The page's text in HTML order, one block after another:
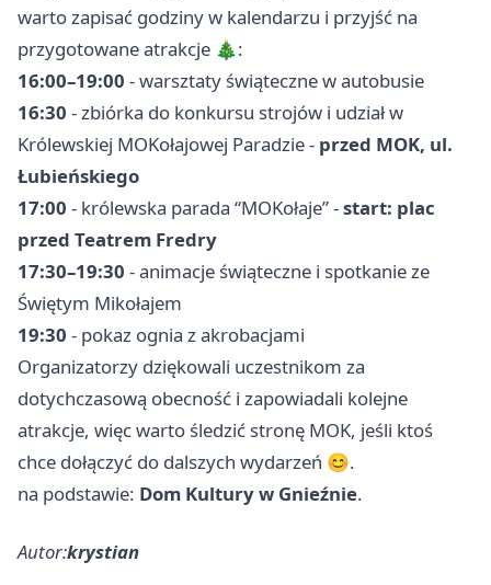
warto zapisać godziny w kalendarzu i przyjść na
przygotowane atrakcje 🎄:
16:00–19:00 - warsztaty świąteczne w autobusie
16:30 - zbiórka do konkursu strojów i udział w
Królewskiej MOKołajowej Paradzie - przed MOK, ul.
Łubieńskiego
17:00 - królewska parada “MOKołaje” -start: plac
przed Teatrem Fredry
17:30–19:30 - animacje świąteczne i spotkanie ze
Świętym Mikołajem
19:30 - pokaz ognia z akrobacjami
Organizatorzy dziękowali uczestnikom za
dotychczasową obecność i zapowiadali kolejne
atrakcje, więc warto śledzić stronę MOK, jeśli ktoś
chce dołączyć do dalszych wydarzeń 😊.
na podstawie: Dom Kultury w Gnieźnie.
Autor:krystian